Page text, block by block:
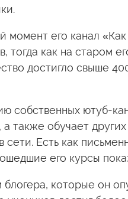
момент его канал
тогда как на старом
достигло свыше
собственных ютуб-
а также обучает
Есть как
его курсы
блогера, которые он